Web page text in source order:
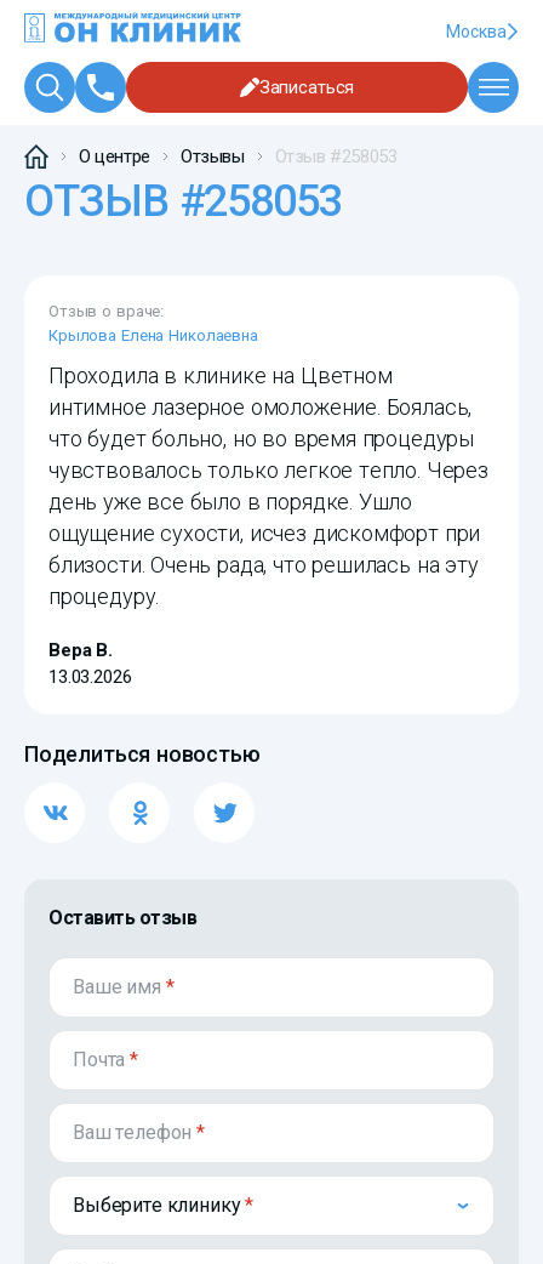
Москва
Записаться
О центре Отзывы Отзыв #258053
ОТЗЫВ #258053
Отзыв о враче:
Крылова Елена Николаевна
Проходила в клинике на Цветном
интимное лазерное омоложение. Боялась,
что будет больно, но во время процедуры
чувствовалось только легкое тепло. Через
день уже все было в порядке. Ушло
ощущение сухости, исчез дискомфорт при
близости. Очень рада, что решилась на эту
процедуру.
Вера В.
13.03.2026
Поделиться новостью
Оставить отзыв
Ваше имя *
Почта*
Ваш телефон*
Выберите клинику